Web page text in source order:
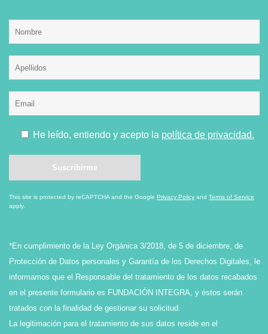
He leído, entiendo y acepto la política de privacidad.
This site is protected by reCAPTCHA and the Google Privacy Policy and Terms of Service
apply.
*En cumplimiento de la Ley Orgánica 3/2018, de 5 de diciembre, de
Protección de Datos personales y Garantía de los Derechos Digitales, le
informamos que el Responsable del tratamiento de los datos recabados
en el presente formulario es FUNDACIÓN INTEGRA, y éstos serán
tratados con la finalidad de gestionar su solicitud.
La legitimación para el tratamiento de sus datos reside en el